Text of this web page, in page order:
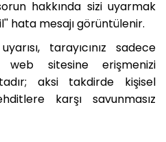
hakkında sizi uyarmak
hata mesajı görüntülenir.
tarayıcınız sadece
sitesine erişmenizi
aksi takdirde kişisel
karşı savunmasız